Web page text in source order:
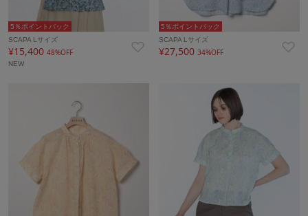
5％ポイントバック
SCAPA Lサイズ
¥15,400 48%OFF
NEW
5％ポイントバック
SCAPA Lサイズ
¥27,50034%OFF